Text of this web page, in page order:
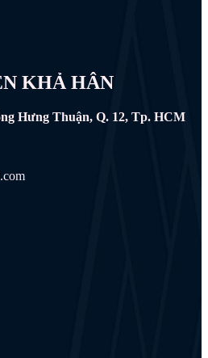
KHẢ HÂN
Hưng Thuận, Q. 12, Tp. HCM